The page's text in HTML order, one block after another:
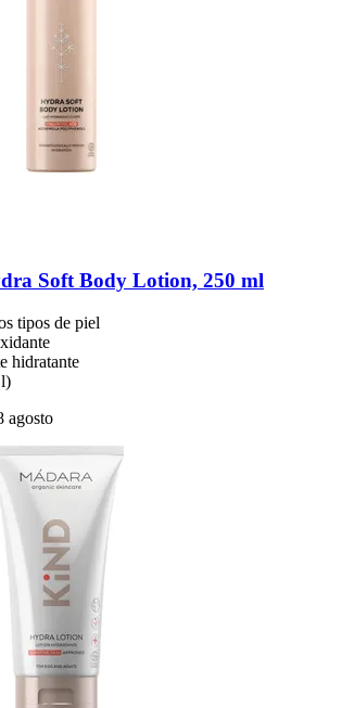
Soft Body Lotion, 250 ml
tipos de piel
hidratante
agosto